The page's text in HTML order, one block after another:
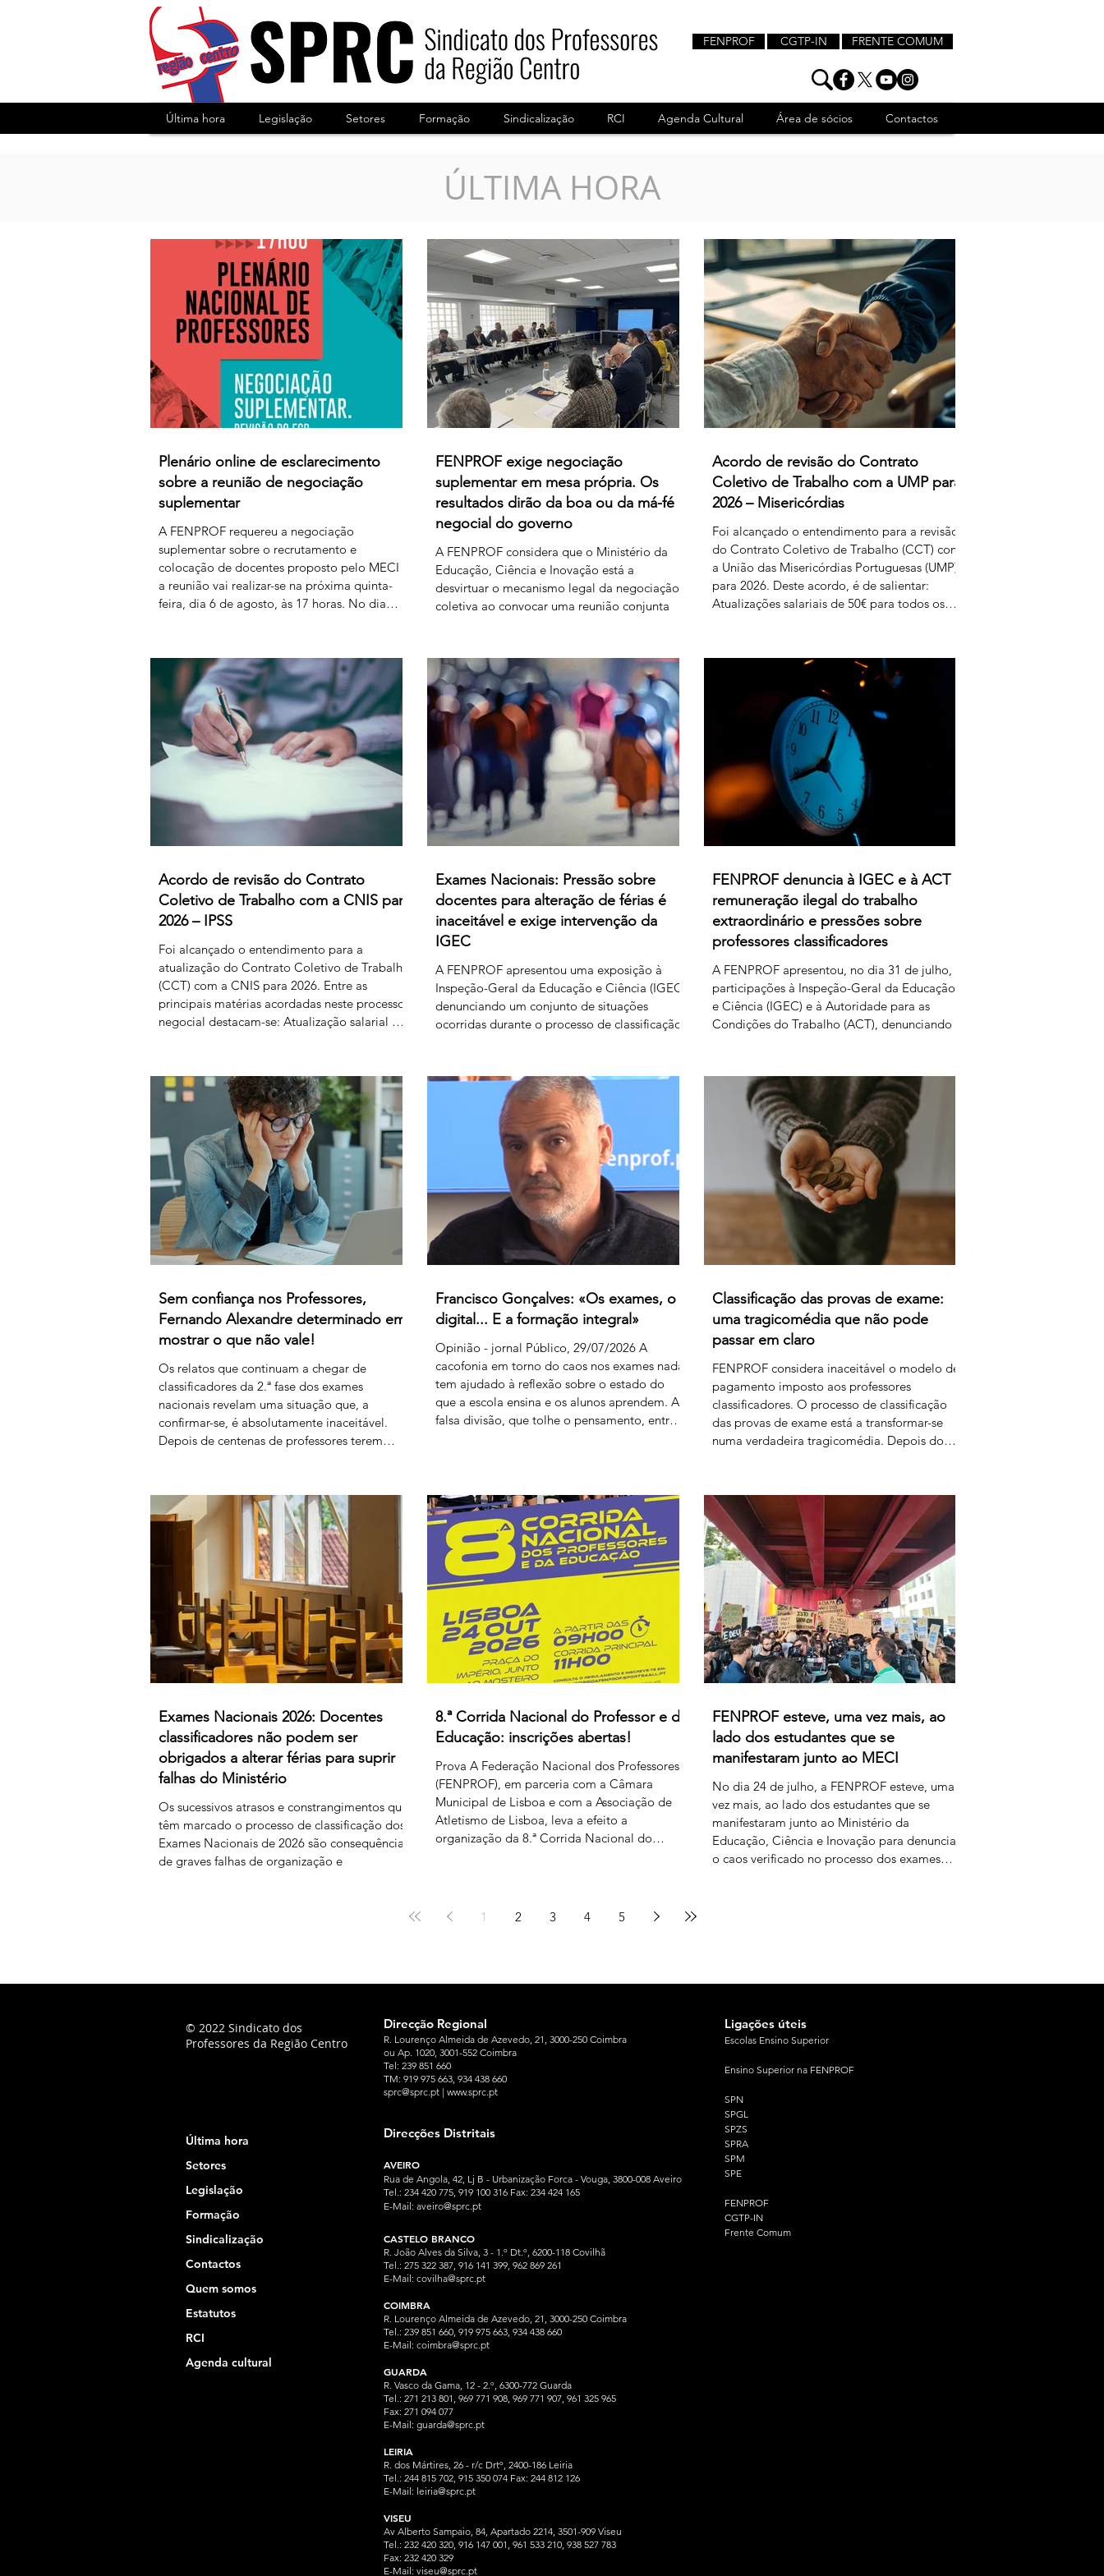
FENPROF CGTP-IN FRENTE COMUM
Última hora Legislação Setores Formação Sindicalização RCI Agenda Cultural Área de sócios Contactos
ÚLTIMA HORA
Plenário online de esclarecimento
sobre a reunião de negociação
suplementar
A FENPROF requereu a negociação
suplementar sobre o recrutamento e
colocação de docentes proposto pelo MECI e
a reunião vai realizar-se na próxima quinta-
feira, dia 6 de agosto, às 17 horas. No dia
professores e educadores. Para aceder ao
plenário, basta clicar no link a partir das 17
horas de sexta-feira, dia 7 de agosto:
https://us06web.zoom.us/j/85736793433
FENPROF exige negociação
suplementar em mesa própria. Os
resultados dirão da boa ou da má-fé
negocial do governo
A FENPROF considera que o Ministério da
Educação, Ciência e Inovação está a
desvirtuar o mecanismo legal da negociação
coletiva ao convocar uma reunião conjunta
negociação suplementar ou de já terem
manifestado acordo ou concordância com o
projeto de diploma. A negociação
suplementar existe para permitir o
prosseguimento das negociações
relativamente às matérias sobre as quais
subsiste desacordo. Foi es
Acordo de revisão do Contrato
Coletivo de Trabalho com a UMP para
2026 – Misericórdias
Foi alcançado o entendimento para a revisão
do Contrato Coletivo de Trabalho (CCT) com
a União das Misericórdias Portuguesas (UMP)
para 2026. Deste acordo, é de salientar:
Atualizações salariais de 50€ para todos os
profissionalizados; Aumento do subsídio de
refeição para os 5,50€. Estas alterações
produzem efeitos retroativos a janeiro de
2026, aguardando-se a sua publicação no
Acordo de revisão do Contrato
Coletivo de Trabalho com a CNIS para
2026 – IPSS
Foi alcançado o entendimento para a
atualização do Contrato Coletivo de Trabalho
(CCT) com a CNIS para 2026. Entre as
principais matérias acordadas neste processo
negocial destacam-se: Atualização salarial de
subsídio de refeição para os 5,50€; Crédito de
horas sindicais para delegadas/os alargado
para as 8 horas mensais. Este acordo produz
efeitos retroativos a janeiro de 2026, embora
Exames Nacionais: Pressão sobre
docentes para alteração de férias é
inaceitável e exige intervenção da
IGEC
A FENPROF apresentou uma exposição à
Inspeção-Geral da Educação e Ciência (IGEC)
denunciando um conjunto de situações
ocorridas durante o processo de classificação
exercidas sobre docentes classificadores para
alterarem ou prescindirem de períodos de
férias previamente aprovados. Segundo os
relatos recebidos, diversos professores foram
instados por direções de agrupamentos e
escolas a desloc
FENPROF denuncia à IGEC e à ACT
remuneração ilegal do trabalho
extraordinário e pressões sobre
professores classificadores
A FENPROF apresentou, no dia 31 de julho,
participações à Inspeção-Geral da Educação
e Ciência (IGEC) e à Autoridade para as
Condições do Trabalho (ACT), denunciando
serviço de classificação dos exames nacionais.
A FENPROF contesta a intenção do MECI de
vir a remunerar o trabalho extraordinário dos
classificadores através do pagamento de 1
euro por resposta classificada. Em vez de falar
Sem confiança nos Professores,
Fernando Alexandre determinado em
mostrar o que não vale!
Os relatos que continuam a chegar de
classificadores da 2.ª fase dos exames
nacionais revelam uma situação que, a
confirmar-se, é absolutamente inaceitável.
Depois de centenas de professores terem
agora orientações que determinam que, se
um classificador não registar classificações
num determinado período de tempo, as
provas lhe sejam retiradas e redistribuídas.
Estamos a falar de professores
Francisco Gonçalves: «Os exames, o
digital... E a formação integral»
Opinião - jornal Público, 29/07/2026 A
cacofonia em torno do caos nos exames nada
tem ajudado à reflexão sobre o estado do
que a escola ensina e os alunos aprendem. A
falsa divisão, que tolhe o pensamento, entre
empedernidos – é mais um agente de
confusão. O olhar da FENPROF para este
processo parte, como não podia deixar de
ser, das violações dos
Classificação das provas de exame:
uma tragicomédia que não pode
passar em claro
FENPROF considera inaceitável o modelo de
pagamento imposto aos professores
classificadores. O processo de classificação
das provas de exame está a transformar-se
numa verdadeira tragicomédia. Depois do
o Governo e o Ministério da Educação,
Ciência e Inovação parecem querer
acrescentar uma nova dimensão ao
escândalo: a forma como pretendem
remunerar o trabalho extraordinário realizado
pelos
Exames Nacionais 2026: Docentes
classificadores não podem ser
obrigados a alterar férias para suprir
falhas do Ministério
Os sucessivos atrasos e constrangimentos que
têm marcado o processo de classificação dos
Exames Nacionais de 2026 são consequência
de graves falhas de organização e
vindo a convocar docentes classificadores
8.ª Corrida Nacional do Professor e da
Educação: inscrições abertas!
Prova A Federação Nacional dos Professores
(FENPROF), em parceria com a Câmara
Municipal de Lisboa e com a Associação de
Atletismo de Lisboa, leva a efeito a
organização da 8.ª Corrida Nacional do
prova de 10 km, de caráter competitivo, uma
FENPROF esteve, uma vez mais, ao
lado dos estudantes que se
manifestaram junto ao MECI
No dia 24 de julho, a FENPROF esteve, uma
vez mais, ao lado dos estudantes que se
manifestaram junto ao Ministério da
Educação, Ciência e Inovação para denunciar
o caos verificado no processo dos exames
processo ter ficado
1 2 3 4 5
© 2022 Sindicato dos
Professores da Região Centro
Direcção Regional
R. Lourenço Almeida de Azevedo, 21, 3000-250 Coimbra
ou Ap. 1020, 3001-552 Coimbra
Tel: 239 851 660
TM: 919 975 663, 934 438 660
sprc@sprc.pt | www.sprc.pt
Última hora
Setores
Legislação
Formação
Sindicalização
Contactos
Quem somos
Estatutos
RCI
Agenda cultural
Direcções Distritais
AVEIRO
Rua de Angola, 42, Lj B - Urbanização Forca - Vouga, 3800-008 Aveiro
Tel.: 234 420 775, 919 100 316 Fax: 234 424 165
E-Mail: aveiro@sprc.pt
CASTELO BRANCO
R. João Alves da Silva, 3 - 1.º Dt.º, 6200-118 Covilhã
Tel.: 275 322 387, 916 141 399, 962 869 261
E-Mail: covilha@sprc.pt
COIMBRA
R. Lourenço Almeida de Azevedo, 21, 3000-250 Coimbra
Tel.: 239 851 660, 919 975 663, 934 438 660
E-Mail: coimbra@sprc.pt
GUARDA
R. Vasco da Gama, 12 - 2.º, 6300-772 Guarda
Tel.: 271 213 801, 969 771 908, 969 771 907, 961 325 965
Fax: 271 094 077
E-Mail: guarda@sprc.pt
LEIRIA
R. dos Mártires, 26 - r/c Drtº, 2400-186 Leiria
Tel.: 244 815 702, 915 350 074 Fax: 244 812 126
E-Mail: leiria@sprc.pt
VISEU
Av Alberto Sampaio, 84, Apartado 2214, 3501-909 Viseu
Tel.: 232 420 320, 916 147 001, 961 533 210, 938 527 783
Fax: 232 420 329
E-Mail: viseu@sprc.pt
Ligações úteis
Escolas Ensino Superior
Ensino Superior na FENPROF
SPN
SPGL
SPZS
SPRA
SPM
SPE
FENPROF
CGTP-IN
Frente Comum